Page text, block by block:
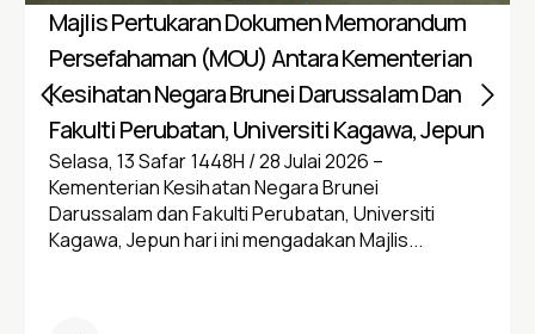
Majlis Pertukaran Dokumen Memorandum
Persefahaman (MOU) Antara Kementerian
Kesihatan Negara Brunei Darussalam Dan
Fakulti Perubatan, Universiti Kagawa, Jepun
Selasa, 13 Safar 1448H / 28 Julai 2026 –
Kementerian Kesihatan Negara Brunei
Darussalam dan Fakulti Perubatan, Universiti
Kagawa, Jepun hari ini mengadakan Majlis...